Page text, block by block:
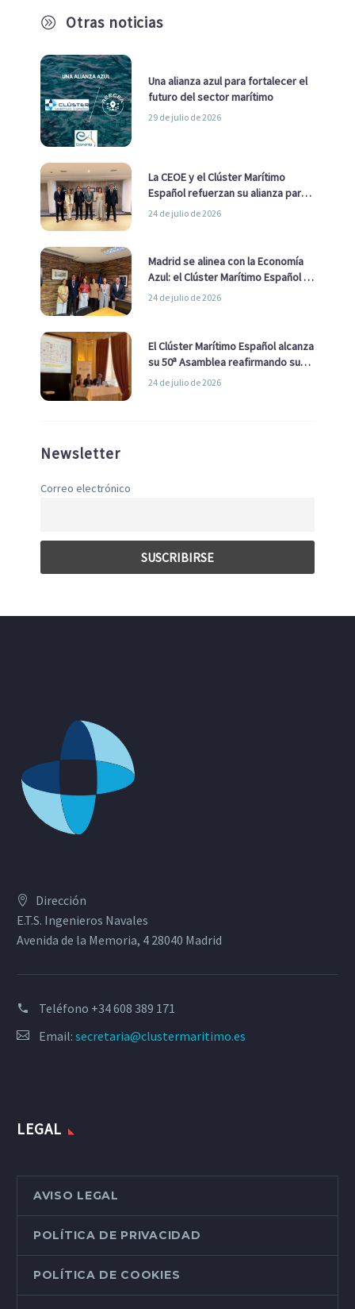
A Otras noticias
Una alianza azul para fortalecer el
futuro del sector marítimo
29 de julio de 2026
La CEOE y el Clúster Marítimo
Español refuerzan su alianza para
impulsar una estrategia Nacional
24 de julio de 2026
Madrid se alinea con la Economía
Azul: el Clúster Marítimo Español y
la Real Liga Naval avanzan alianzas
24 de julio de 2026
El Clúster Marítimo Español alcanza
su 50ª Asamblea reafirmando su
liderazgo en la Economía Azul
24 de julio de 2026
Newsletter
Correo electrónico
Dirección
E.T.S. Ingenieros Navales
Avenida de la Memoria, 4 28040 Madrid
Teléfono +34 608 389 171
Email: secretaria@clustermaritimo.es
LEGAL
AVISO LEGAL
POLÍTICA DE PRIVACIDAD
POLÍTICA DE COOKIES